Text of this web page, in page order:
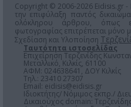
Copyright © 2006-2026 Eidisis.gr -
την επιφύλαξη παντός
ολόκληρου άρθρου, όπως
φωτογραφίας επιτρέπεται μόνο
Σχεδίαση και Υλοποίηση
Ταυτότητα ιστοσελίδας
Επιχείρηση Τερζενίδης
Μεταλλικό, Κιλκίς, 61100
ΑΦΜ: 024638641, ΔΟΥ Κιλκίς
Τηλ.: 23410 27307
Email: eidisis@eidisis.gr
Ιδιοκτήτης/ Νόμιμος εκπρ./
Δικαιούχος domain: